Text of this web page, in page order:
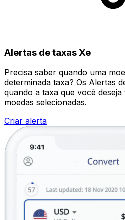
Alertas de taxas Xe
Precisa saber quando uma
determinada taxa? Os Alertas
quando a taxa que você
moedas selecionadas.
Criar alerta